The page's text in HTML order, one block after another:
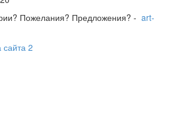
Пожелания? Предложения? - art-
сайта 2